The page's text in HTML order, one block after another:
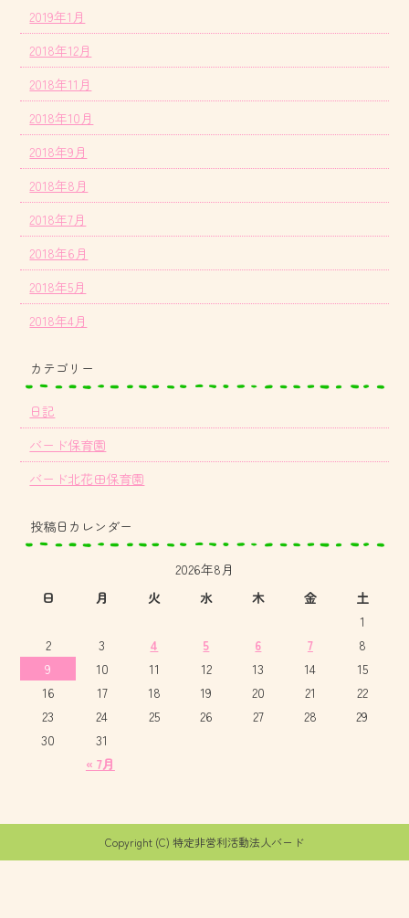
2019年1月
2018年12月
2018年11月
2018年10月
2018年9月
2018年8月
2018年7月
2018年6月
2018年5月
2018年4月
カテゴリー
日記
バード保育園
バード北花田保育園
投稿日カレンダー
2026年8月
日
月 火 水 木 金 土
« 7月
1
2
3 4 5 6 7
8
9
10 11 12 13 14
15
16
17 18 19 20 21
22
23
24 25 26 27 28
29
30
31
Copyright (C) 特定非営利活動法人バード